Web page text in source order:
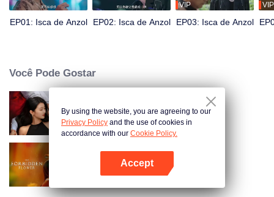
Abra o programa
EP01: Isca de Anzol EP02: Isca de Anzol
VIP
EP03: Isca de Anzol
VIP
Você Pode Gostar
Amor à beira do divórcio
A Flor Proibida
By using the website, you are agreeing to our
Privacy Policy and the use of cookies in
accordance with our Cookie Policy.
Accept